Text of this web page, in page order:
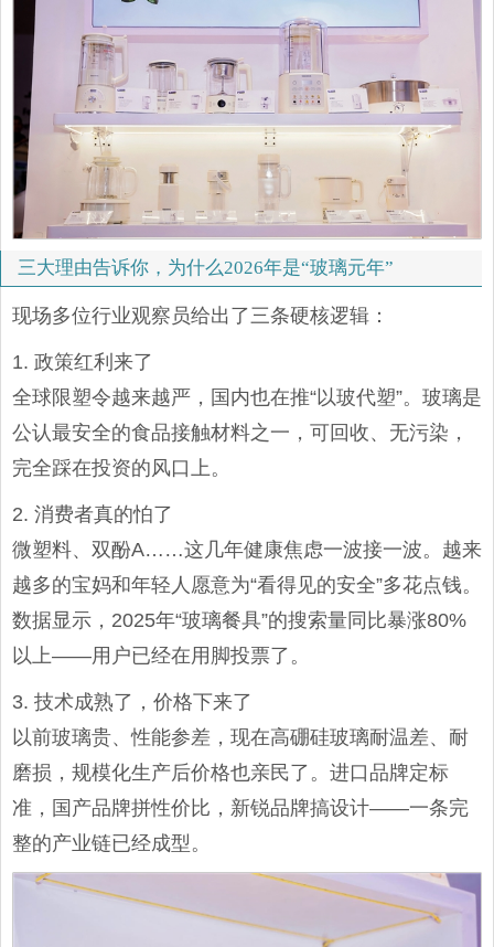
三大理由告诉你，为什么2026年是“玻璃元年”
现场多位行业观察员给出了三条硬核逻辑：
1. 政策红利来了
全球限塑令越来越严，国内也在推“以玻代塑”。玻璃是
公认最安全的食品接触材料之一，可回收、无污染，
完全踩在投资的风口上。
2. 消费者真的怕了
微塑料、双酚A……这几年健康焦虑一波接一波。越来
越多的宝妈和年轻人愿意为“看得见的安全”多花点钱。
数据显示，2025年“玻璃餐具”的搜索量同比暴涨80%
以上——用户已经在用脚投票了。
3. 技术成熟了，价格下来了
以前玻璃贵、性能参差，现在高硼硅玻璃耐温差、耐
磨损，规模化生产后价格也亲民了。进口品牌定标
准，国产品牌拼性价比，新锐品牌搞设计——一条完
整的产业链已经成型。